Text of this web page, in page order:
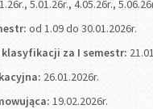
5.01.26r., 4.05.26r.,
od 1.09 do 30.01.2026r.
klasyfikacji za I semestr:
26.01.2026r.
19.02.2026r.